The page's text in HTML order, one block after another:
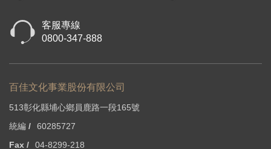
客服專線
0800-347-888
百佳文化事業股份有限公司
513彰化縣埔心鄉員鹿路一段165號
統編 /
60285727
Fax /
04-8299-218